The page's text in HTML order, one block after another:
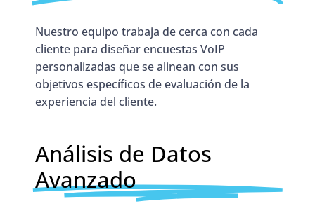
Nuestro equipo trabaja de cerca con cada
cliente para diseñar encuestas VoIP
personalizadas que se alinean con sus
objetivos específicos de evaluación de la
experiencia del cliente.
Análisis de Datos
Avanzado